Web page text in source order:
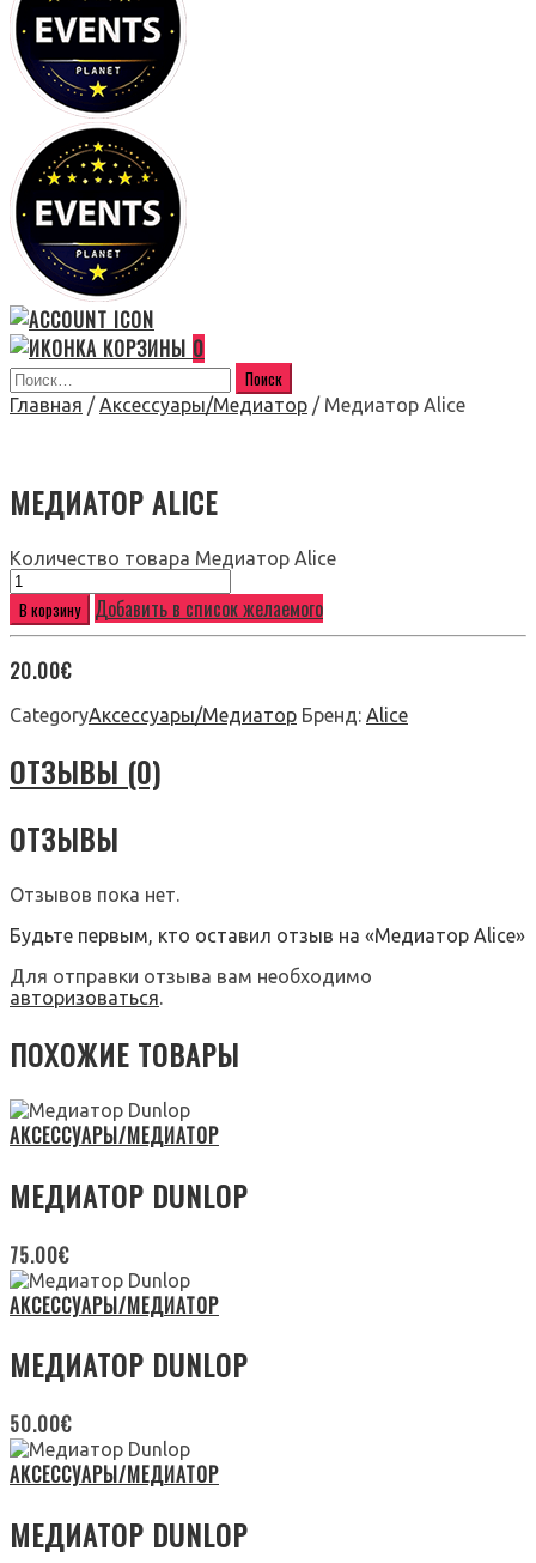
0
Главная / Аксессуары/Медиатор / Медиатор Alice
МЕДИАТОР ALICE
Количество товара Медиатор Alice
В корзину Добавить в список желаемого
20.00€
CategoryАксессуары/Медиатор Бренд: Alice
ОТЗЫВЫ (0)
ОТЗЫВЫ
Отзывов пока нет.
Будьте первым, кто оставил отзыв на «Медиатор Alice»
Для отправки отзыва вам необходимо
авторизоваться.
ПОХОЖИЕ ТОВАРЫ
АКСЕССУАРЫ/МЕДИАТОР
МЕДИАТОР DUNLOP
75.00€
АКСЕССУАРЫ/МЕДИАТОР
МЕДИАТОР DUNLOP
50.00€
АКСЕССУАРЫ/МЕДИАТОР
МЕДИАТОР DUNLOP